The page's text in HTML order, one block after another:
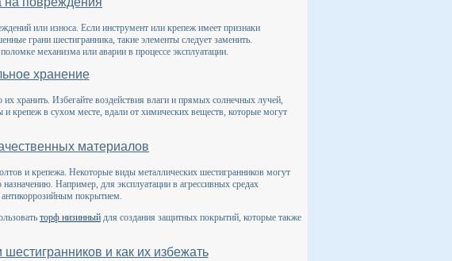
или износа. Если инструмент или крепеж имеет признаки
грани шестигранника, такие элементы следует заменить.
механизма или аварии в процессе эксплуатации.
хранение
хранить. Избегайте воздействия влаги и прямых солнечных лучей,
крепеж в сухом месте, вдали от химических веществ, которые могут
материалов
и крепежа. Некоторые виды металлических шестигранников могут
Например, для эксплуатации в агрессивных средах
покрытием.
торф низинный для создания защитных покрытий, которые также
и как их избежать